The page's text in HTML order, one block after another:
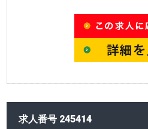
求人番号 245414